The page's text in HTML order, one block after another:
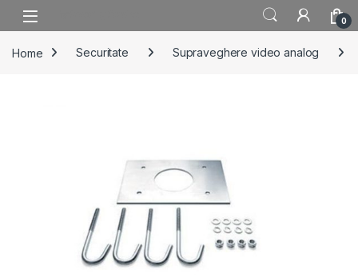
Skip to navigation
Skip to content
0
Home Securitate Supraveghere video analog